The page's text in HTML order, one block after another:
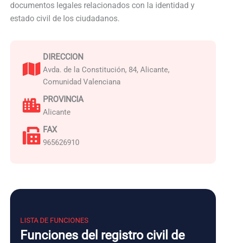
documentos legales relacionados con la identidad y
estado civil de los ciudadanos.
DIRECCION
Avda. de la Constitución, 84, Alicante,
Comunidad Valenciana
PROVINCIA
Alicante
FAX
965626910
LISTA DE FUNCIONES
Funciones del registro civil de